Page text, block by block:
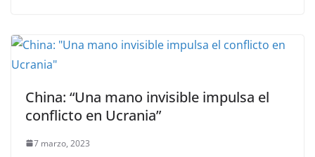
China: “Una mano invisible impulsa el
conflicto en Ucrania”
7 marzo, 2023